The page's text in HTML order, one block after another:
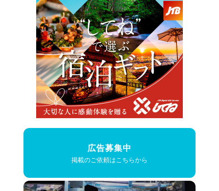
広告募集中
掲載のご依頼はこちらから